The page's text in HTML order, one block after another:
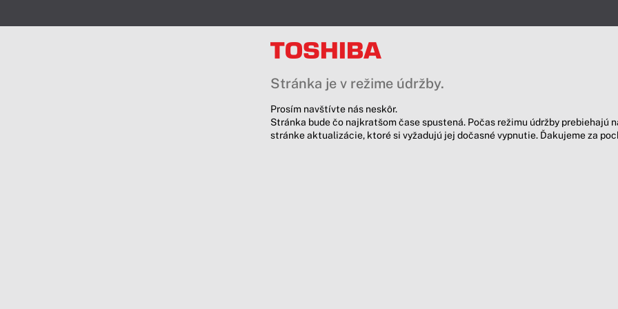
Stránka je v režime údržby.
Prosím navštívte nás neskôr.
Stránka bude čo najkratšom čase spustená. Počas režimu údržby prebiehajú
stránke aktualizácie, ktoré si vyžadujú jej dočasné vypnutie. Ďakujeme za